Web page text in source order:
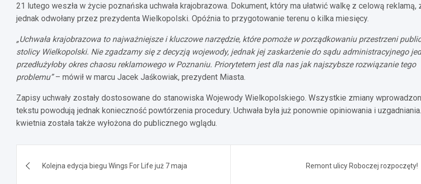
21 lutego weszła w życie poznańska uchwała krajobrazowa. Dokument, który ma ułatwić walkę z celową reklamą,
jednak odwołany przez prezydenta Wielkopolski. Opóźnia to przygotowanie terenu o kilka miesięcy.
„Uchwała krajobrazowa to najważniejsze i kluczowe narzędzie, które pomoże w porządkowaniu przestrzeni
stolicy Wielkopolski. Nie zgadzamy się z decyzją wojewody, jednak jej zaskarżenie do sądu administracyjnego
przedłużyłoby okres chaosu reklamowego w Poznaniu. Priorytetem jest dla nas jak najszybsze rozwiązanie tego
problemu”– mówił w marcu Jacek Jaśkowiak, prezydent Miasta.
Zapisy uchwały zostały dostosowane do stanowiska Wojewody Wielkopolskiego. Wszystkie zmiany
tekstu powodują jednak konieczność powtórzenia procedury. Uchwała była już ponownie opiniowania i
kwietnia została także wyłożona do publicznego wglądu.
wpisu
Kolejna edycja biegu Wings For Life już 7 maja Remont ulicy Roboczej rozpoczęty!